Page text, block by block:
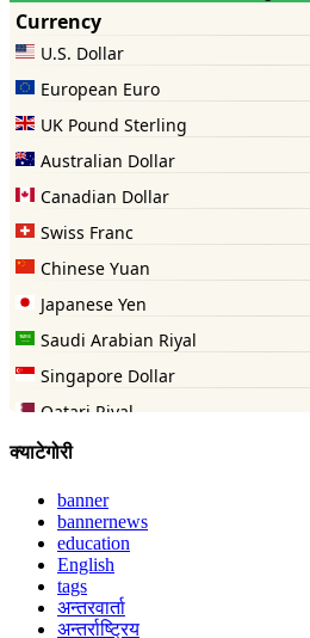
क्याटेगोरी
banner
bannernews
education
English
tags
अन्तरवार्ता
अन्तर्राष्ट्रिय